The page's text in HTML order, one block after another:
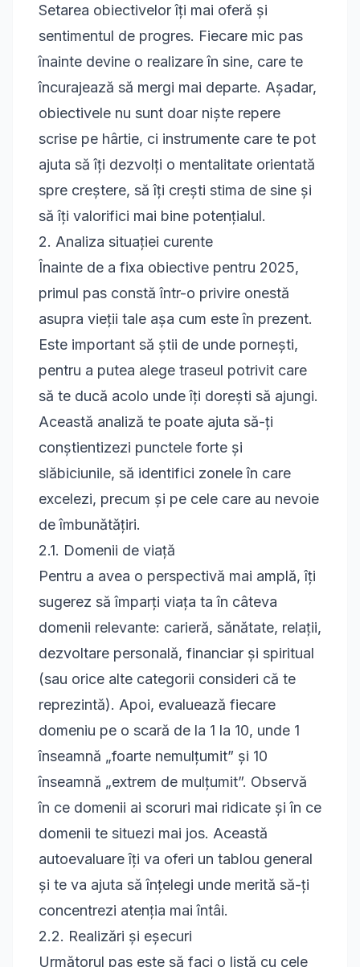
Setarea obiectivelor îți mai oferă și
sentimentul de progres. Fiecare mic pas
înainte devine o realizare în sine, care te
încurajează să mergi mai departe. Așadar,
obiectivele nu sunt doar niște repere
scrise pe hârtie, ci instrumente care te pot
ajuta să îți dezvolți o mentalitate orientată
spre creștere, să îți crești stima de sine și
să îți valorifici mai bine potențialul.
2. Analiza situației curente
Înainte de a fixa obiective pentru 2025,
primul pas constă într-o privire onestă
asupra vieții tale așa cum este în prezent.
Este important să știi de unde pornești,
pentru a putea alege traseul potrivit care
să te ducă acolo unde îți dorești să ajungi.
Această analiză te poate ajuta să-ți
conștientizezi punctele forte și
slăbiciunile, să identifici zonele în care
excelezi, precum și pe cele care au nevoie
de îmbunătățiri.
2.1. Domenii de viață
Pentru a avea o perspectivă mai amplă, îți
sugerez să împarți viața ta în câteva
domenii relevante: carieră, sănătate, relații,
dezvoltare personală, financiar și spiritual
(sau orice alte categorii consideri că te
reprezintă). Apoi, evaluează fiecare
domeniu pe o scară de la 1 la 10, unde 1
înseamnă „foarte nemulțumit” și 10
înseamnă „extrem de mulțumit”. Observă
în ce domenii ai scoruri mai ridicate și în ce
domenii te situezi mai jos. Această
autoevaluare îți va oferi un tablou general
și te va ajuta să înțelegi unde merită să-ți
concentrezi atenția mai întâi.
2.2. Realizări și eșecuri
Următorul pas este să faci o listă cu cele